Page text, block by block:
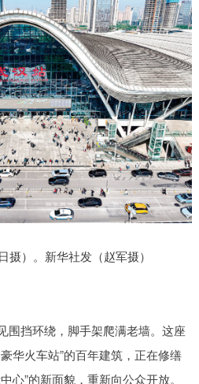
摄）。新华社发（赵军摄）
围挡环绕，脚手架爬满老墙。这座
华火车站”的百年建筑，正在修缮
心”的新面貌，重新向公众开放。